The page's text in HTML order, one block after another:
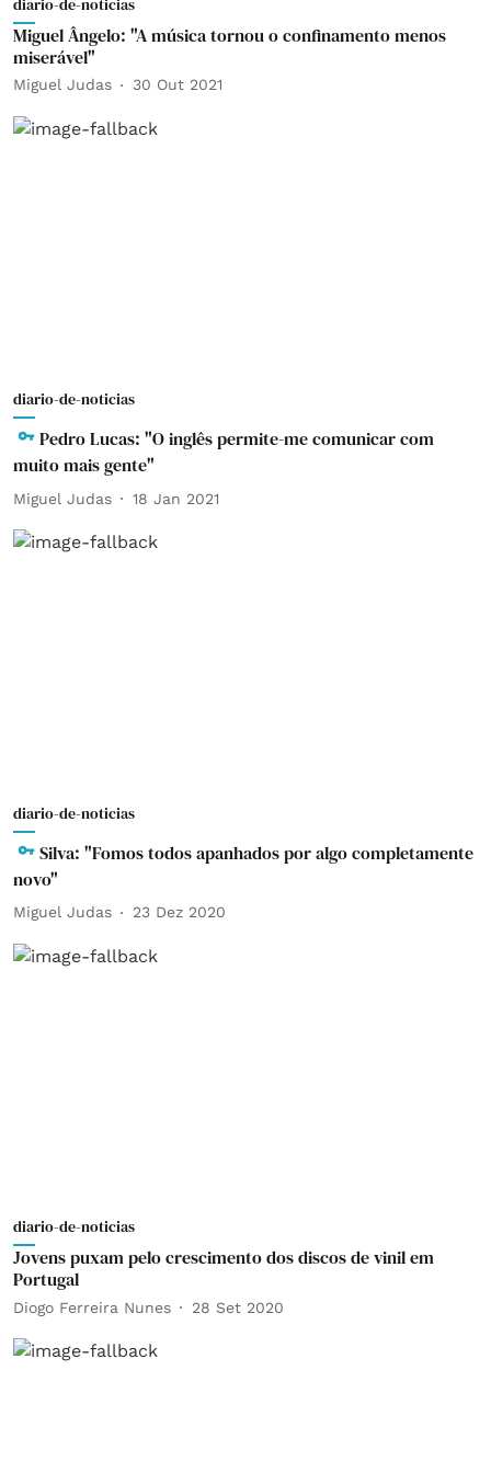
Miguel Ângelo: "A música tornou o confinamento menos
miserável"
Miguel Judas 30 Out 2021
diario-de-noticias
Pedro Lucas: "O inglês permite-me comunicar com
muito mais gente"
Miguel Judas 18 Jan 2021
diario-de-noticias
Silva: "Fomos todos apanhados por algo completamente
novo"
Miguel Judas 23 Dez 2020
diario-de-noticias
Jovens puxam pelo crescimento dos discos de vinil em
Portugal
Diogo Ferreira Nunes 28 Set 2020